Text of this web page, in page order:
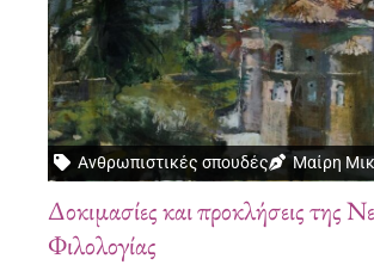
Ανθρωπιστικές σπουδές Μαίρη
Δοκιμασίες και προκλήσεις της
Φιλολογίας